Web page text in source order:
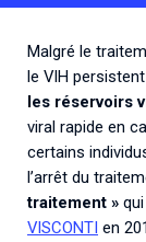
Malgré le
le VIH
les réservoirs
viral rapide en
certains
l’arrêt du
traitement »
VISCONTI en